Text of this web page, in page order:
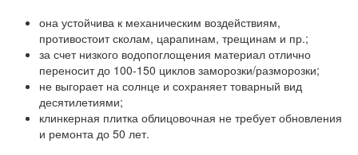
она устойчива к механическим воздействиям,
противостоит сколам, царапинам, трещинам и пр.;
за счет низкого водопоглощения материал отлично
переносит до 100-150 циклов заморозки/разморозки;
не выгорает на солнце и сохраняет товарный вид
десятилетиями;
клинкерная плитка облицовочная не требует обновления
и ремонта до 50 лет.